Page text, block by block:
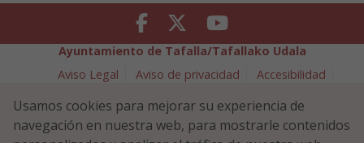
Facebook Twitter Youtube
Ayuntamiento de Tafalla/Tafallako Udala
Aviso Legal
Aviso de privacidad
Accesibilidad
Política de Seguridad de la Información
Plaza Navarra 5 - 31300 Tafalla (NAVARRA)
948 70 18 11
Usamos cookies para mejorar su experiencia de
navegación en nuestra web, para mostrarle contenidos